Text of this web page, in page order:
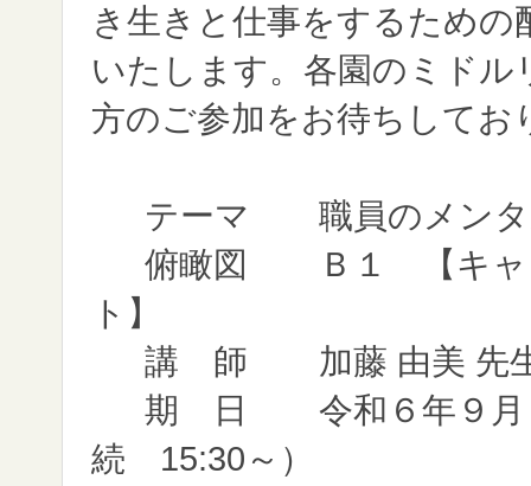
き生きと仕事をするため
いたします。各園のミド
方のご参加をお待ちしてお
テーマ
職員のメン
俯瞰図
Ｂ１ 【キャ
ト】
講 師
加藤 由美 先
期 日
令和６年９
続 15:30～）